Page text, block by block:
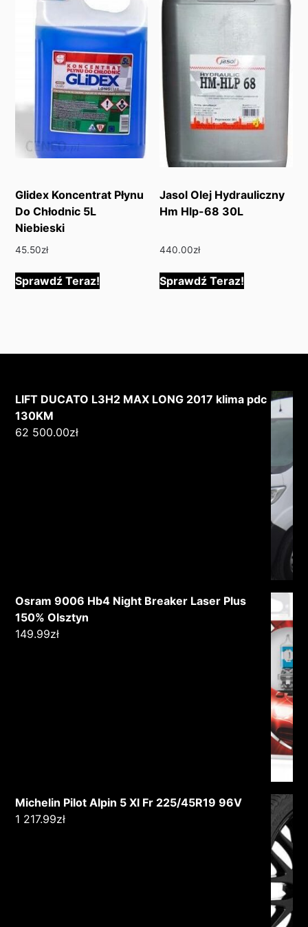
Glidex Koncentrat Płynu
Do Chłodnic 5L
Niebieski
45.50zł
Sprawdź Teraz!
Jasol Olej Hydrauliczny
Hm Hlp-68 30L
440.00zł
Sprawdź Teraz!
LIFT DUCATO L3H2 MAX LONG 2017 klima pdc
130KM
62 500.00zł
Osram 9006 Hb4 Night Breaker Laser Plus
150% Olsztyn
149.99zł
Michelin Pilot Alpin 5 Xl Fr 225/45R19 96V
1 217.99zł